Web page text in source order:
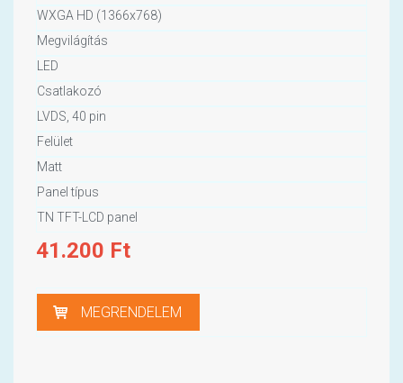
WXGA HD (1366x768)
Megvilágítás
LED
Csatlakozó
LVDS, 40 pin
Felület
Matt
Panel típus
TN TFT-LCD panel
41.200 Ft
MEGRENDELEM